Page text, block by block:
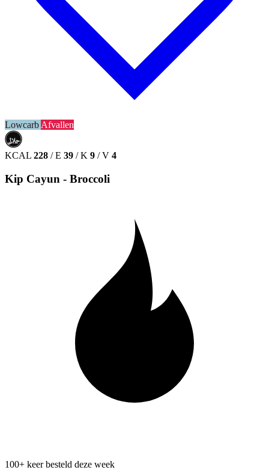
LowcarbAfvallen
حلال
HALAL
KCAL 228 / E 39 / K 9 / V 4
Kip Cayun - Broccoli
100+ keer besteld deze week